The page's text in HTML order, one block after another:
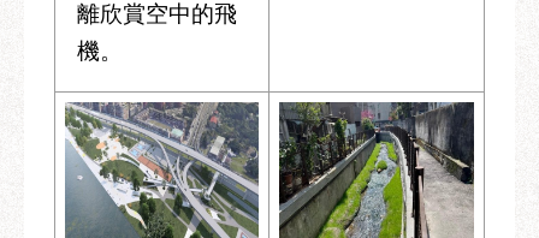
離欣賞空中的飛
機。